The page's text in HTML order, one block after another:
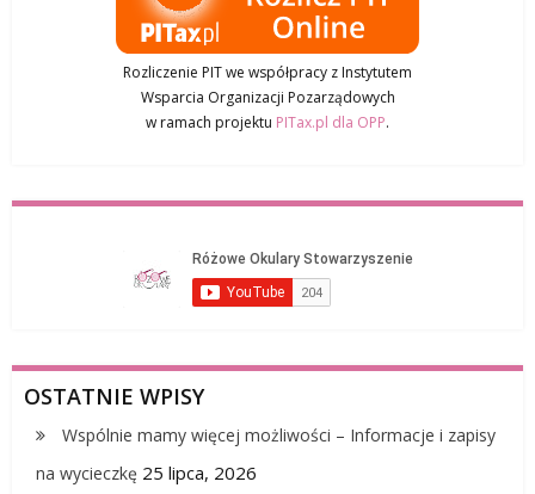
Rozliczenie PIT we współpracy z Instytutem
Wsparcia Organizacji Pozarządowych
w ramach projektu PITax.pl dla OPP.
OSTATNIE WPISY
Wspólnie mamy więcej możliwości – Informacje i zapisy
na wycieczkę 25 lipca, 2026